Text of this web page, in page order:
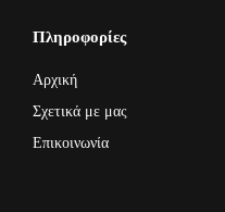
Πληροφορίες
Αρχική
Σχετικά με μας
Επικοινωνία